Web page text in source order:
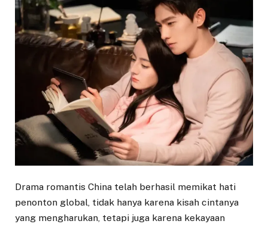
Drama romantis China telah berhasil memikat hati
penonton global, tidak hanya karena kisah cintanya
yang mengharukan, tetapi juga karena kekayaan